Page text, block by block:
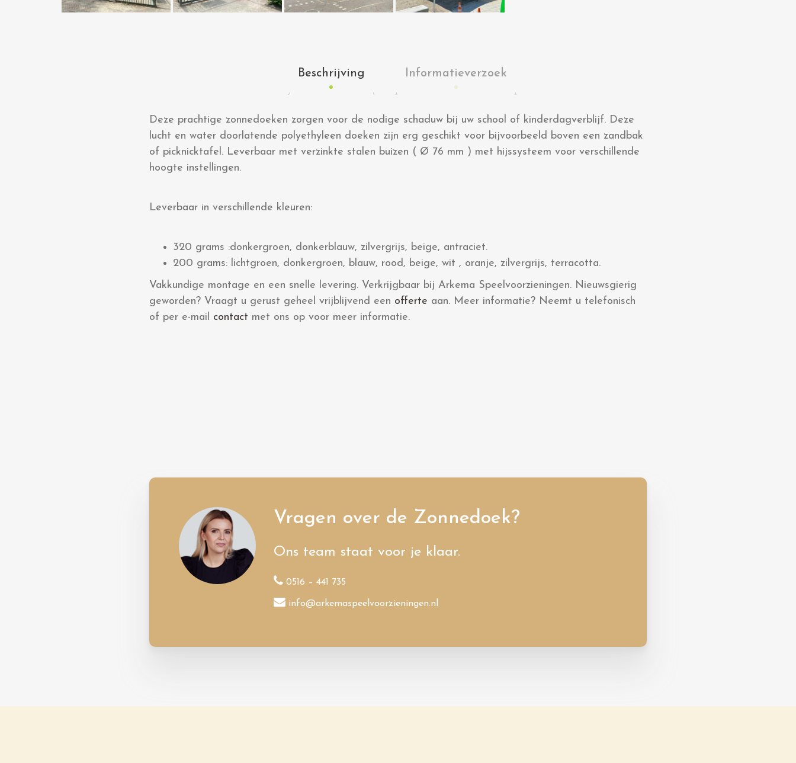
Beschrijving Informatieverzoek
Deze prachtige zonnedoeken zorgen voor de nodige schaduw bij uw school of kinderdagverblijf. Deze
lucht en water doorlatende polyethyleen doeken zijn erg geschikt voor bijvoorbeeld boven een zandbak
of picknicktafel. Leverbaar met verzinkte stalen buizen ( Ø 76 mm ) met hijssysteem voor verschillende
hoogte instellingen.
Leverbaar in verschillende kleuren:
320 grams :donkergroen, donkerblauw, zilvergrijs, beige, antraciet.
200 grams: lichtgroen, donkergroen, blauw, rood, beige, wit , oranje, zilvergrijs, terracotta.
Vakkundige montage en een snelle levering. Verkrijgbaar bij Arkema Speelvoorzieningen. Nieuwsgierig
geworden? Vraagt u gerust geheel vrijblijvend een offerte aan. Meer informatie? Neemt u telefonisch
of per e-mail contact met ons op voor meer informatie.
Vragen over de Zonnedoek?
Ons team staat voor je klaar.
0516 – 441 735
info@arkemaspeelvoorzieningen.nl